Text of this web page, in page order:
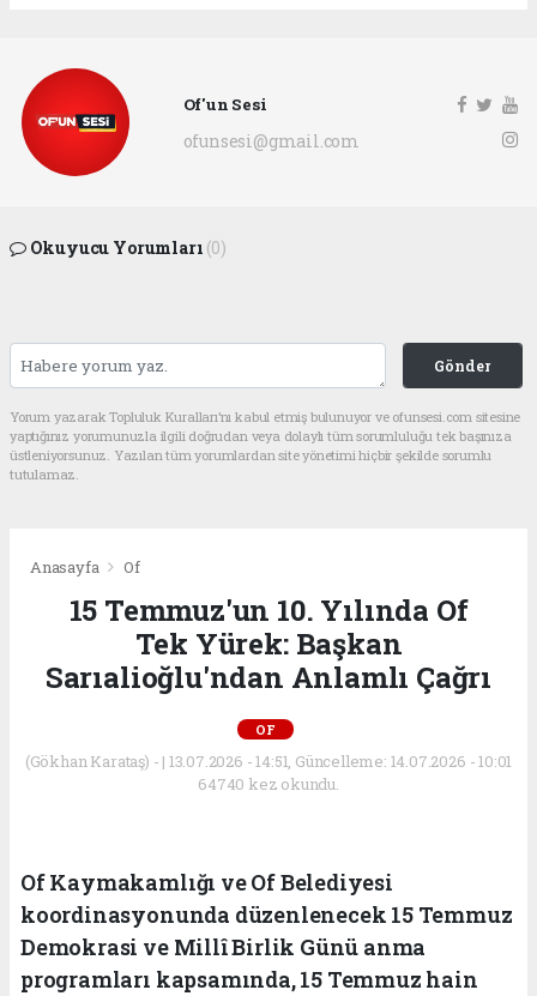
Of'un Sesi
ofunsesi@gmail.com
Okuyucu Yorumları (0)
Gönder
Yorum yazarak Topluluk Kuralları’nı kabul etmiş bulunuyor ve ofunsesi.com sitesine
yaptığınız yorumunuzla ilgili doğrudan veya dolaylı tüm sorumluluğu tek başınıza
üstleniyorsunuz. Yazılan tüm yorumlardan site yönetimi hiçbir şekilde sorumlu
tutulamaz.
Anasayfa Of
15 Temmuz'un 10. Yılında Of
Tek Yürek: Başkan
Sarıalioğlu'ndan Anlamlı Çağrı
OF
(Gökhan Karataş) - | 13.07.2026 - 14:51, Güncelleme: 14.07.2026 - 10:01
64740 kez okundu.
Of Kaymakamlığı ve Of Belediyesi
koordinasyonunda düzenlenecek 15 Temmuz
Demokrasi ve Millî Birlik Günü anma
programları kapsamında, 15 Temmuz hain